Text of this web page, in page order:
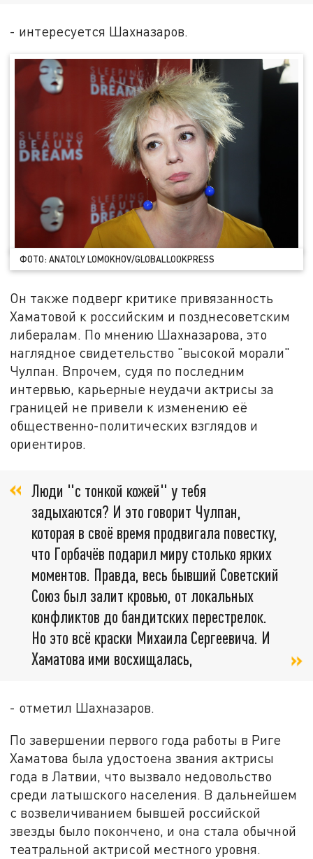
- интересуется Шахназаров.
ФОТО: ANATOLY LOMOKHOV/GLOBALLOOKPRESS
Он также подверг критике привязанность
Хаматовой к российским и позднесоветским
либералам. По мнению Шахназарова, это
наглядное свидетельство "высокой морали"
Чулпан. Впрочем, судя по последним
интервью, карьерные неудачи актрисы за
границей не привели к изменению её
общественно-политических взглядов и
ориентиров.
Люди "с тонкой кожей" у тебя
задыхаются? И это говорит Чулпан,
которая в своё время продвигала повестку,
что Горбачёв подарил миру столько ярких
моментов. Правда, весь бывший Советский
Союз был залит кровью, от локальных
конфликтов до бандитских перестрелок.
Но это всё краски Михаила Сергеевича. И
Хаматова ими восхищалась,
- отметил Шахназаров.
По завершении первого года работы в Риге
Хаматова была удостоена звания актрисы
года в Латвии, что вызвало недовольство
среди латышского населения. В дальнейшем
с возвеличиванием бывшей российской
звезды было покончено, и она стала обычной
театральной актрисой местного уровня.